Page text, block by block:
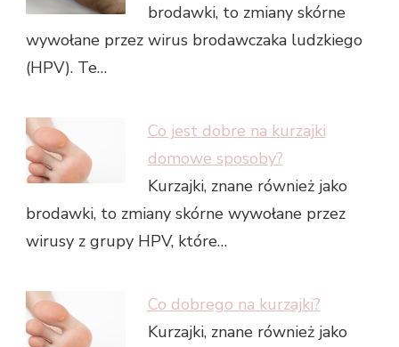
brodawki, to zmiany skórne
wywołane przez wirus brodawczaka ludzkiego
(HPV). Te…
Co jest dobre na kurzajki
domowe sposoby?
Kurzajki, znane również jako
brodawki, to zmiany skórne wywołane przez
wirusy z grupy HPV, które…
Co dobrego na kurzajki?
Kurzajki, znane również jako